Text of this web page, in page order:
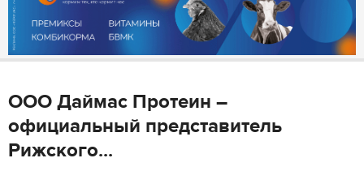
ООО Даймас Протеин –
официальный представитель
Рижского...